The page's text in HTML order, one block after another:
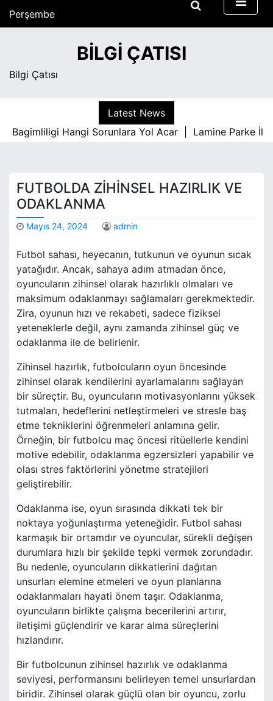
Perşembe
Ağustos 6, 2026
BILGI ÇATISI
Bilgi Çatısı
Latest News
Hangi Sorunlara Yol Acar |Lamine Parke İle İc
FUTBOLDA ZIHINSEL HAZIRLIK VE
ODAKLANMA
Mayıs 24, 2024 admin
Futbol sahası, heyecanın, tutkunun ve oyunun sıcak
yatağıdır. Ancak, sahaya adım atmadan önce,
oyuncuların zihinsel olarak hazırlıklı olmaları ve
maksimum odaklanmayı sağlamaları gerekmektedir.
Zira, oyunun hızı ve rekabeti, sadece fiziksel
yeteneklerle değil, aynı zamanda zihinsel güç ve
odaklanma ile de belirlenir.
Zihinsel hazırlık, futbolcuların oyun öncesinde
zihinsel olarak kendilerini ayarlamalarını sağlayan
bir süreçtir. Bu, oyuncuların motivasyonlarını yüksek
tutmaları, hedeflerini netleştirmeleri ve stresle baş
etme tekniklerini öğrenmeleri anlamına gelir.
Örneğin, bir futbolcu maç öncesi ritüellerle kendini
motive edebilir, odaklanma egzersizleri yapabilir ve
olası stres faktörlerini yönetme stratejileri
geliştirebilir.
Odaklanma ise, oyun sırasında dikkati tek bir
noktaya yoğunlaştırma yeteneğidir. Futbol sahası
karmaşık bir ortamdır ve oyuncular, sürekli değişen
durumlara hızlı bir şekilde tepki vermek zorundadır.
Bu nedenle, oyuncuların dikkatlerini dağıtan
unsurları elemine etmeleri ve oyun planlarına
odaklanmaları hayati önem taşır. Odaklanma,
oyuncuların birlikte çalışma becerilerini artırır,
iletişimi güçlendirir ve karar alma süreçlerini
hızlandırır.
Bir futbolcunun zihinsel hazırlık ve odaklanma
seviyesi, performansını belirleyen temel unsurlardan
biridir. Zihinsel olarak güçlü olan bir oyuncu, zorlu